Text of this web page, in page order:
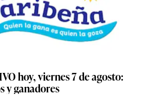
hoy, viernes 7 de agosto:
y ganadores